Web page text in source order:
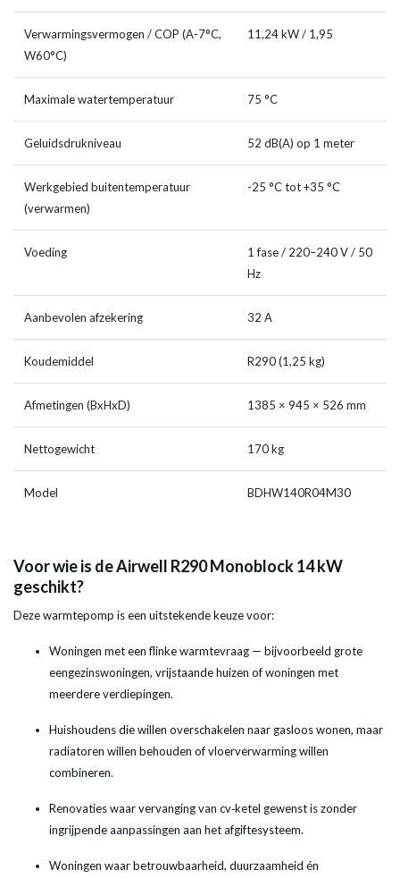
Verwarmingsvermogen / COP (A-7°C,
W60°C)
11,24 kW / 1,95
Maximale watertemperatuur 75 °C
Geluidsdrukniveau 52 dB(A) op 1 meter
Werkgebied buitentemperatuur
(verwarmen)
-25 °C tot +35 °C
Voeding
1 fase / 220–240 V / 50
Hz
Aanbevolen afzekering 32 A
Koudemiddel R290 (1,25 kg)
Afmetingen (BxHxD) 1385 × 945 × 526 mm
Nettogewicht 170 kg
Model BDHW140R04M30
Voor wie is de Airwell R290 Monoblock 14 kW
geschikt?
Deze warmtepomp is een uitstekende keuze voor:
Woningen met een flinke warmtevraag — bijvoorbeeld grote
eengezinswoningen, vrijstaande huizen of woningen met
meerdere verdiepingen.
Huishoudens die willen overschakelen naar gasloos wonen, maar
radiatoren willen behouden of vloerverwarming willen
combineren.
Renovaties waar vervanging van cv‑ketel gewenst is zonder
ingrijpende aanpassingen aan het afgiftesysteem.
Woningen waar betrouwbaarheid, duurzaamheid én